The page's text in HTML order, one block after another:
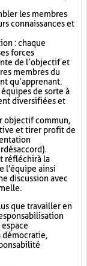
les membres
connaissances et
: chaque
forces
de l’objectif et
membres du
qu’apprenant.
de sorte à
diversifiées et
objectif commun,
et tirer profit de
désaccord).
réfléchir à la
l'équipe ainsi
discussion avec
que travailler en
démocratie,